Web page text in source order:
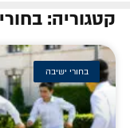
קטגוריה:
בחורי ישיבה